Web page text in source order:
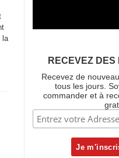
la
RECEVEZ
Recevez de
tous les jours.
commander et à